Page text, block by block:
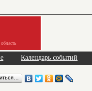
Календарь событий